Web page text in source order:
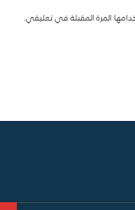
المرة المقبلة في تعليقي.